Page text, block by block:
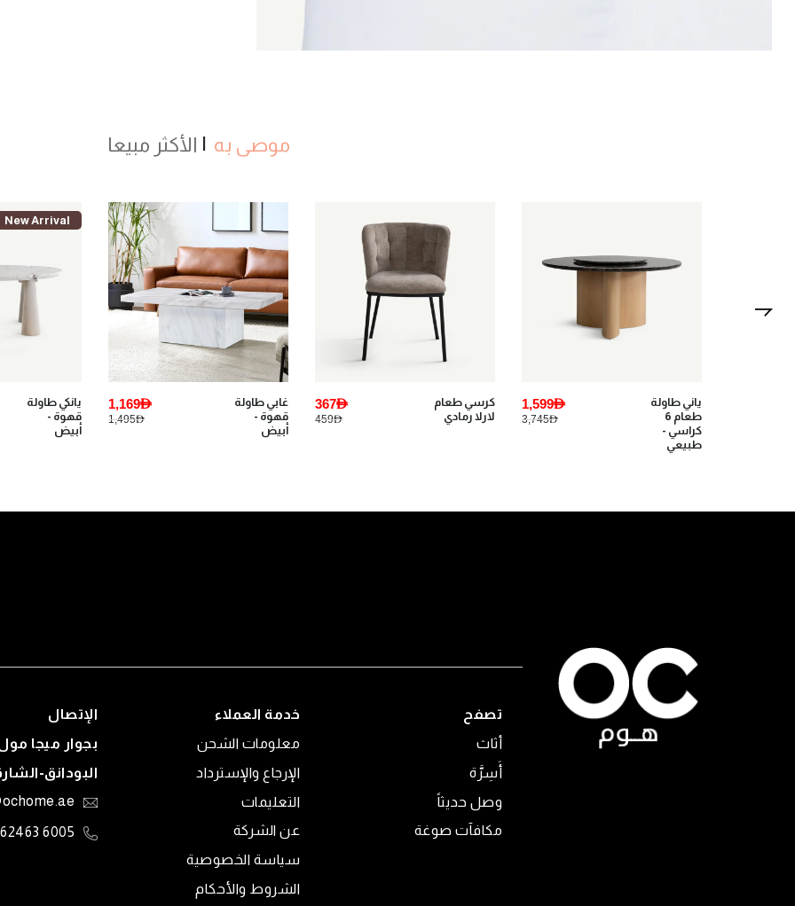
موصى به
كرسي طعام
لارلا رمادي
367AED
459AED
غابي طاولة
قهوة -
1,169AED
1,495AED
New Arrival
يانكي طاولة
قهوة -
أبيض
1,479AED
1,995AED
New Arrival
يانكي 1 طاولة
جانبية -
أبيض
الأكثر مبيعا
تصفح
أثاث
أَسِرَّة
وصل حديثاً
مكافآت صوغة
خدمة العملاء
معلومات الشحن
الإرجاع والإسترداد
التعليمات
عن الشركة
سياسة الخصوصية
الشروط والأحكام
الإتصال
بجوار ميجا
البودانق-
6005 62463